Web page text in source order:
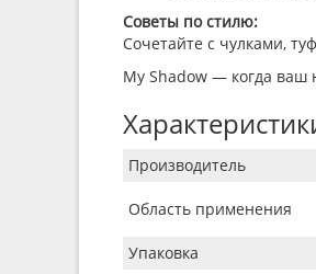
Советы по стилю:
Сочетайте с чулками,
My Shadow — когда ваш
Производитель
Область применения
Упаковка